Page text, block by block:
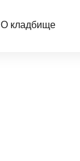
О кладбище